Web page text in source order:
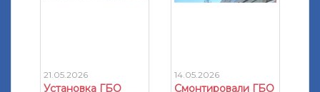
21.05.2026
Установка ГБО
14.05.2026
Смонтировали ГБО